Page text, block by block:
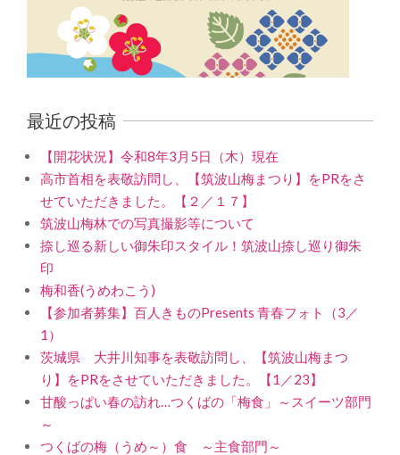
最近の投稿
【開花状況】令和8年3月5日（木）現在
高市首相を表敬訪問し、【筑波山梅まつり】をPRをさ
せていただきました。【２／１７】
筑波山梅林での写真撮影等について
捺し巡る新しい御朱印スタイル！筑波山捺し巡り御朱
印
梅和香(うめわこう)
【参加者募集】百人きものPresents 青春フォト（3／
1）
茨城県 大井川知事を表敬訪問し、【筑波山梅まつ
り】をPRをさせていただきました。【1／23】
甘酸っぱい春の訪れ…つくばの「梅食」～スイーツ部門
～
つくばの梅（うめ～）食 ～主食部門～